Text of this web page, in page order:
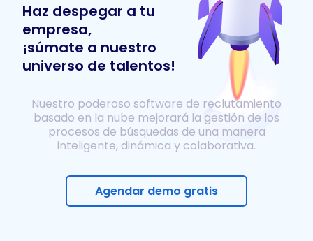
Haz despegar a tu
empresa,
¡súmate a nuestro
universo de talentos!
Nuestro poderoso software de reclutamiento
basado en la nube mejorará la gestión de los
procesos de búsquedas de una manera
inteligente, dinámica y colaborativa.
Agendar demo gratis